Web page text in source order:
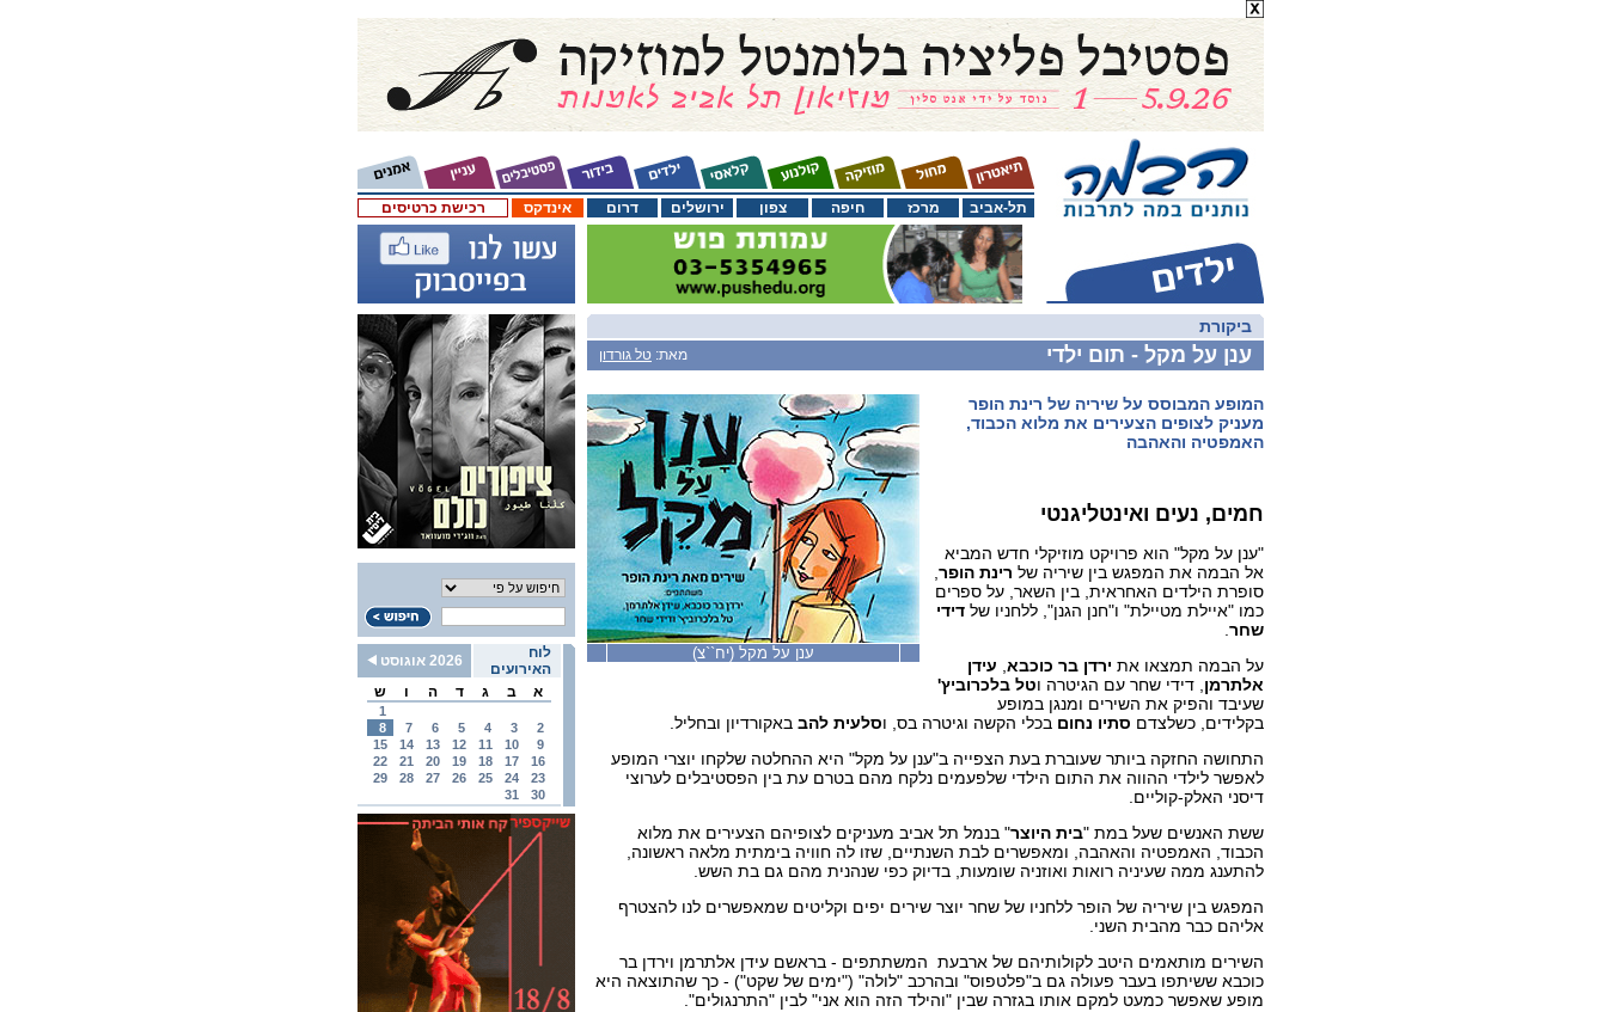
רכישת כרטיסים אינדקס דרום ירושלים צפון חיפה מרכז תל-אביב
לוח
האירועים
2026 אוגוסט
א
ב ג ד ה ו ש
1
2
3
4
5
6
7
8
9
10
11
12
13
14
15
16
17
18
19
20
21
22
23
24
25
26
27
28
29
30
31
ביקורת
מאת: טל גורדון ענן על מקל - תום ילדי
ענן על מקל (יח``צ)
המופע המבוסס על שיריה של רינת הופר
מעניק לצופים הצעירים את מלוא הכבוד,
האמפטיה והאהבה
חמים, נעים ואינטליגנטי
"ענן על מקל" הוא פרויקט מוזיקלי חדש המביא
אל הבמה את המפגש בין שיריה של רינת הופר
סופרת הילדים האחראית, בין השאר, על ספרים
כמו "איילת מטיילת" ו"חנן הגנן", ללחניו של דידי
שחר
על הבמה תמצאו את ירדן בר כוכבא עידן
אלתרמן , דידי שחר עם הגיטרה וטל בלכרוביץ'
שעיבד והפיק את השירים ומנגן במופע
בקלידים, כשלצדם סתיו נחום בכלי הקשה וגיטרה בס, וסלעית להב באקורדיון ובחליל.
התחושה החזקה ביותר שעוברת בעת הצפייה ב"ענן על מקל" היא ההחלטה שלקחו יוצרי המופע
לאפשר לילדי ההווה את התום הילדי שלפעמים נלקח מהם בטרם עת בין הפסטיבלים לערוצי
דיסני האלק-קוליים.
ששת האנשים שעל במת "בית היוצר" בנמל תל אביב מעניקים לצופיהם הצעירים את מלוא
הכבוד, האמפטיה והאהבה, ומאפשרים לבת השנתיים, שזו לה חוויה בימתית מלאה ראשונה,
להתענג ממה שעיניה רואות ואוזניה שומעות, בדיוק כפי שנהנית מהם גם בת השש.
המפגש בין שיריה של הופר ללחניו של שחר יוצר שירים יפים וקליטים שמאפשרים לנו להצטרף
אליהם כבר מהבית השני.
השירים מותאמים היטב לקולותיהם של ארבעת המשתתפים - בראשם עידן אלתרמן וירדן בר
כוכבא ששיתפו בעבר פעולה גם ב"פלטפוס" ובהרכב "לולה" ("ימים של שקט") - כך שהתוצאה היא
מופע שאפשר כמעט למקם אותו בגזרה שבין "והילד הזה הוא אני" לבין "התרנגולים".